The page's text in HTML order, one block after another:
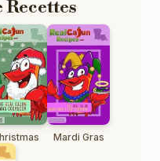
Recettes
Mardi Gras